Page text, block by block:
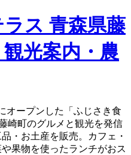
ス 青森県藤
光案内・農
オープンした「ふじさき食
崎町のグルメと観光を発信
・お土産を販売。カフェ・
果物を使ったランチがおス